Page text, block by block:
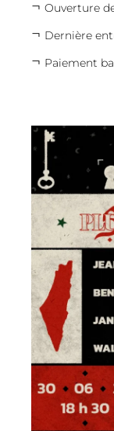
Ouverture
Dernière
Paiement